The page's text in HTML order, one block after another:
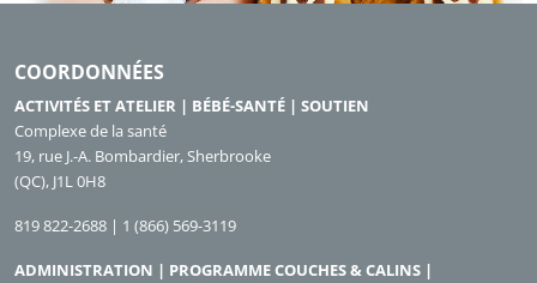
COORDONNÉES
ACTIVITÉS ET ATELIER | BÉBÉ-SANTÉ | SOUTIEN
Complexe de la santé
19, rue J.-A. Bombardier, Sherbrooke
(QC), J1L 0H8
819 822-2688 | 1 (866) 569-3119
ADMINISTRATION | PROGRAMME COUCHES & CALINS |